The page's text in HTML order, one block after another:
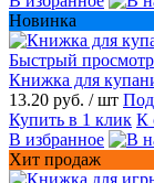
Новинка
Быстрый просмотр
Книжка для
13.20 руб. / шт
Купить в 1 клик К
В избранное
Хит продаж